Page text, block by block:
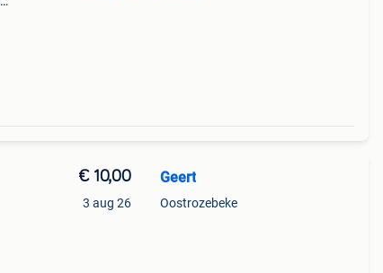
€ 10,00
3 aug 26
Geert
Oostrozebeke